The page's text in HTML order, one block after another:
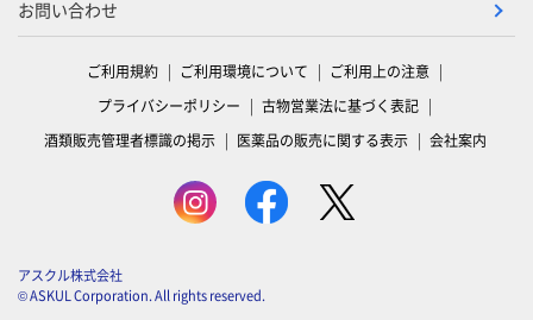
お問い合わせ
ご利用規約 ご利用環境について
ご利用上の注意
プライバシーポリシー
古物営業法に基づく表記
酒類販売管理者標識の掲示
医薬品の販売に関する表示 会社案内
アスクル株式会社
© ASKUL Corporation. All rights reserved.